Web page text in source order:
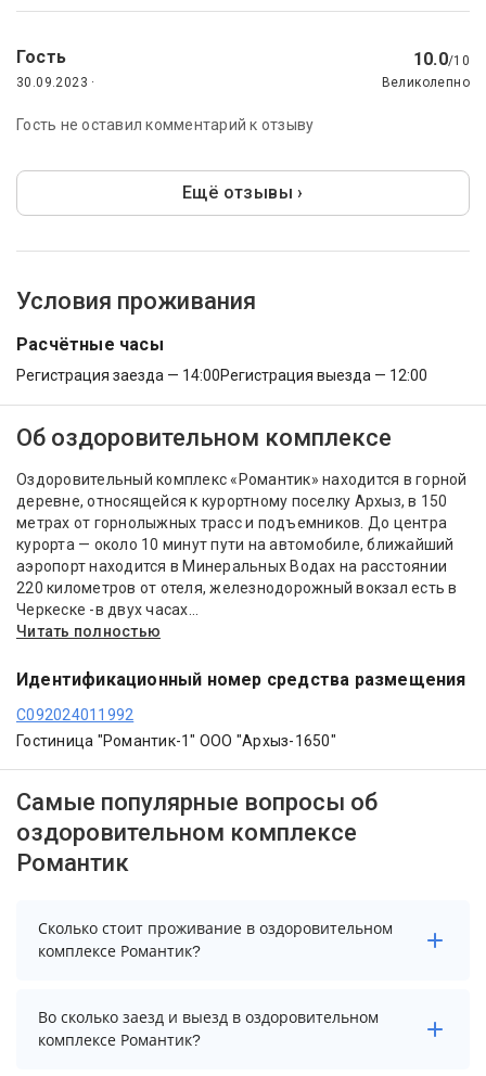
Гость 10.0/10
30.09.2023 ·
Великолепно
Гость не оставил комментарий к отзыву
Ещё отзывы ›
Условия проживания
Расчётные часы
Регистрация заезда — 14:00Регистрация выезда — 12:00
Об оздоровительном комплексе
Оздоровительный комплекс «Романтик» находится в горной
деревне, относящейся к курортному поселку Архыз, в 150
метрах от горнолыжных трасс и подъемников. До центра
курорта — около 10 минут пути на автомобиле, ближайший
аэропорт находится в Минеральных Водах на расстоянии
220 километров от отеля, железнодорожный вокзал есть в
Черкеске -в двух часах...
Читать полностью
Идентификационный номер средства размещения
С092024011992
Гостиница "Романтик-1" ООО "Архыз-1650"
Самые популярные вопросы об
оздоровительном комплексе
Романтик
Сколько стоит проживание в оздоровительном
комплексе Романтик?
Стоимость проживания в оздоровительном
комплексе Романтик начинается от 14848 рублей.
Во сколько заезд и выезд в оздоровительном
комплексе Романтик?